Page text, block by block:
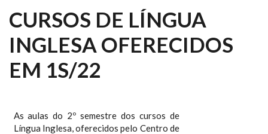
CURSOS DE LÍNGUA
INGLESA OFERECIDOS
EM 1S/22
As aulas do 2º semestre dos cursos de
Língua Inglesa, oferecidos pelo Centro de